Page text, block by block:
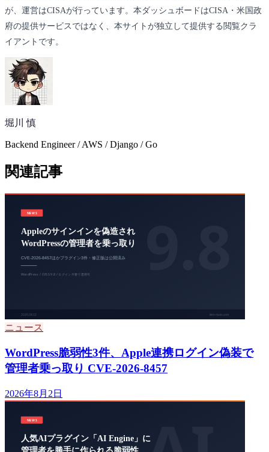
が、運営はCISAが行っています。本ダッシュボードはCISA・米国政
府の提供サービスではなく、本サイトが独立して提供する閲覧クラ
イアントです。
堀川 慎
Backend Engineer / AWS / Django / Go
関連記事
ニュース
WordPress脆弱性3件、Apple連携ログイン偽装で
管理者乗っ取り CVE-2026-8457
2026年8月2日